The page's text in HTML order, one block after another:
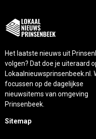
Het laatste nieuws uit
volgen? Dat doe je uiteraard
Lokaalnieuwsprinsenbeek.nl.
focussen op de dagelijkse
nieuwsitems van omgeving
Prinsenbeek.
Sitemap